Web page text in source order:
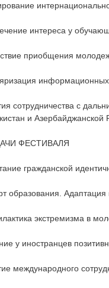
интереса у
приобщения
информационных
сотрудничества с
и Азербайджанской
ФЕСТИВАЛЯ
гражданской
образования.
экстремизма в
у иностранцев
международного